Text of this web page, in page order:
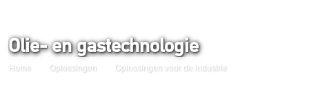
Olie- en gastechnologie
Home Oplossingen Oplossingen voor de industrie